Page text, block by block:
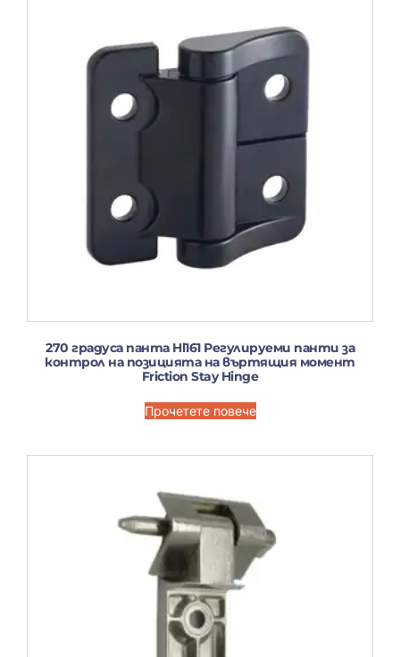
270 градуса панта Hl161 Регулируеми панти за
контрол на позицията на въртящия момент
Friction Stay Hinge
Прочетете повече